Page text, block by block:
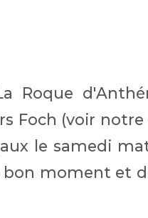
Roque
Foch (voir
le samedi
bon moment et